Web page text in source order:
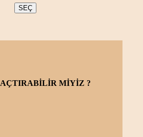
AÇTIRABİLİR MİYİZ ?